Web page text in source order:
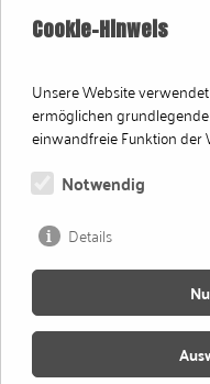
Mi 09:00 bis
Do 07:00 bis
Sa und So 09:00
INFORMATIONEN
Impressum
Datenschutz
AGB
Cookie-Hinweis
Unsere Website
ermöglichen
einwandfreie Funktion der
Notwendig
Details